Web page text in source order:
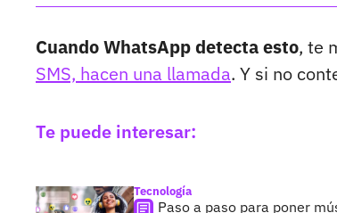
Cuando WhatsApp detecta esto, te
SMS, hacen una llamada. Y si no
Te puede interesar:
Tecnología
Paso a paso para poner